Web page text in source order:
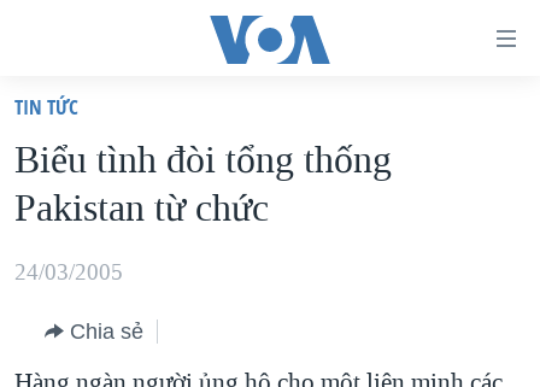
truy
cập
Tới
dung
chính
VIỆT NAM
HOA KỲ
BIỂN ĐÔNG
BLOG
TIN TỨC
Biểu tình đòi tổng thống
Pakistan từ chức
24/03/2005
Chia sẻ